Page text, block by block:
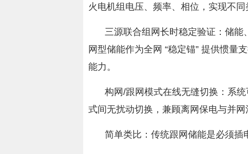
火电机组电压、频率、相位，实现不同
三源联合组网长时稳定验证：储
网型储能作为全网 “稳定锚” 提供惯量
能力。
构网/跟网模式在线无缝切换：系
式间无扰动切换，兼顾离网保电与并网
简单类比：传统跟网储能是必须插